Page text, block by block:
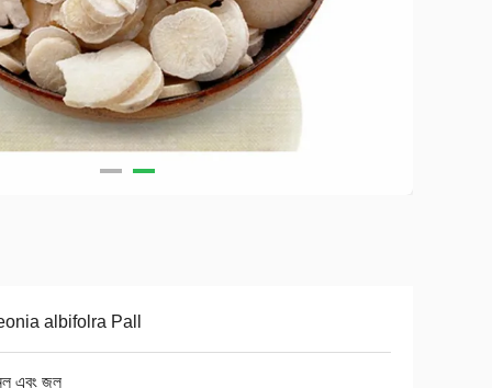
albifolra Pall
এবং জল